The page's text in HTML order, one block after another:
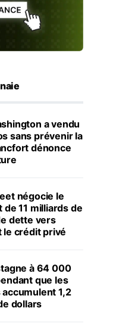
a vendu
sans prévenir la
dénonce
négocie le
11 milliards de
dette vers
le crédit privé
à 64 000
que les
accumulent 1,2
dollars